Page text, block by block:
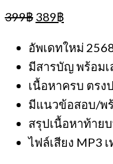
399฿ Original
was:
399฿.
389฿
is:
389฿.
อัพเดทใหม่
มีสารบัญ พร้อม
เนื้อหาครบ ตรง
มีแนวข้อสอบ/พ
สรุปเนื้อหาท้าย
ไฟล์เสียง MP3